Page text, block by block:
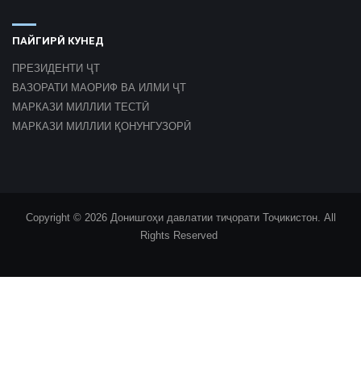
ПАЙГИРӢ КУНЕД
ПРЕЗИДЕНТИ ҶТ
ВАЗОРАТИ МАОРИФ ВА ИЛМИ ҶТ
МАРКАЗИ МИЛЛИИ ТЕСТӢ
МАРКАЗИ МИЛЛИИ ҚОНУНГУЗОРӢ
Copyright © 2026 Донишгоҳи давлатии тиҷорати Тоҷикистон. All
Rights Reserved